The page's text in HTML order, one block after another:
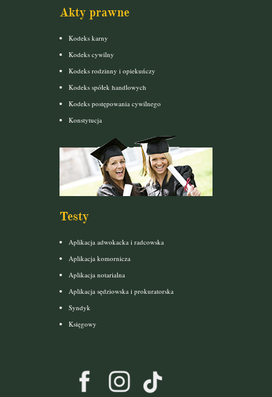
Akty prawne
Kodeks karny
Kodeks cywilny
Kodeks rodzinny i opiekuńczy
Kodeks spółek handlowych
Kodeks postępowania cywilnego
Konstytucja
Testy
Aplikacja adwokacka i radcowska
Aplikacja komornicza
Aplikacja notarialna
Aplikacja sędziowska i prokuratorska
Syndyk
Księgowy